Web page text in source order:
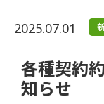
2025.07.01
各種契約
知らせ